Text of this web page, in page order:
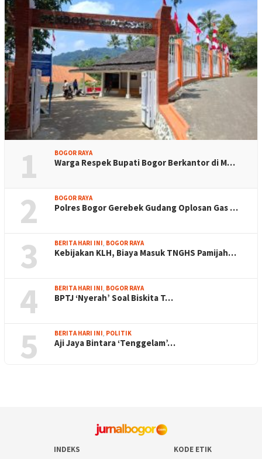
1 BOGOR RAYA
Warga Respek Bupati Bogor Berkantor di M…
2 BOGOR RAYA
Polres Bogor Gerebek Gudang Oplosan Gas …
3 BERITA HARI INI, BOGOR RAYA
Kebijakan KLH, Biaya Masuk TNGHS Pamijah…
4 BERITA HARI INI, BOGOR RAYA
BPTJ ‘Nyerah’ Soal Biskita T…
5 BERITA HARI INI, POLITIK
Aji Jaya Bintara ‘Tenggelam’…
INDEKS KODE ETIK